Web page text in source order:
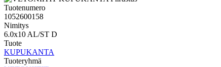
Tuotenumero
1052600158
Nimitys
6.0x10 AL/ST D
Tuote
KUPUKANTA
Tuoteryhmä